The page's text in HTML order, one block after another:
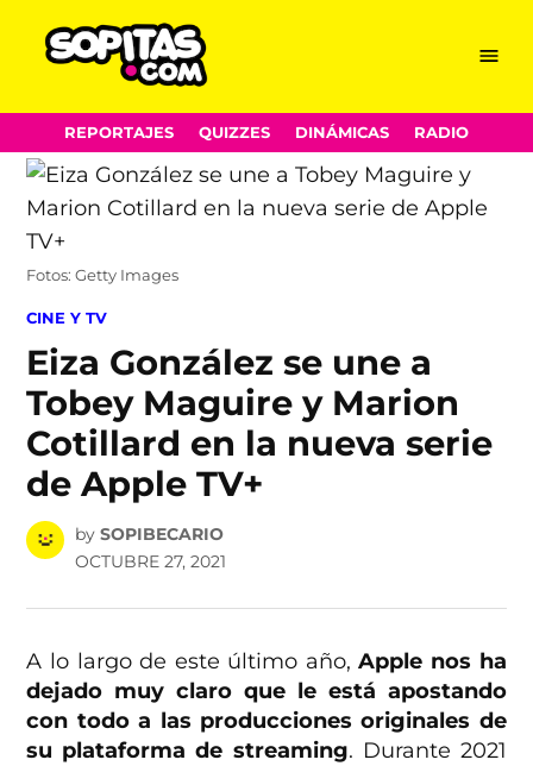
Skip
to
content
Menu
REPORTAJES QUIZZES DINÁMICAS RADIO
Fotos: Getty Images
POSTED
CINE Y TV
Eiza González se une a
Tobey Maguire y Marion
Cotillard en la nueva serie
de Apple TV+
by SOPIBECARIO
OCTUBRE 27, 2021
A lo largo de este último año,Apple nos ha
dejado muy claro que le está apostando
con todo a las producciones originales de
su plataforma de streaming. Durante 2021